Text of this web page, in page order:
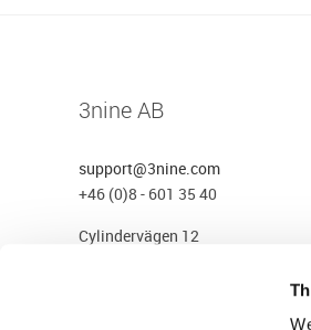
3nine AB
support@3nine.com
+46 (0)8 - 601 35 40
Cylindervägen 12